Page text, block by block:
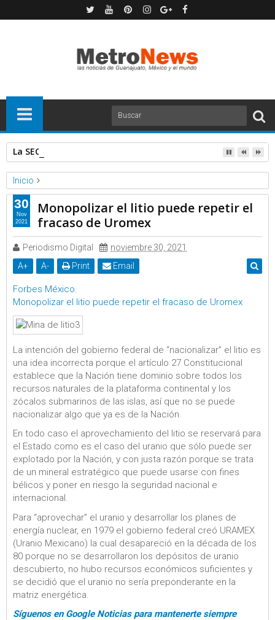
La SEC investiga a Tesla por denuncia de defectos en los
Inicio
Forbes
Noticias
Monopolizar el litio puede repetir el fracaso de Uromex
Monopolizar el litio puede repetir el
fracaso de Uromex
Periodismo Digital
noviembre 30, 2021
A+ A- Print Email
Forbes México.
Monopolizar el litio puede repetir el fracaso de Uromex
La intención del gobierno federal de “nacionalizar” el litio es
una idea incorrecta porque el artículo 27 Constitucional
establece que la Nación tiene dominio sobre todos los
recursos naturales de la plataforma continental y los
zócalos submarinos de las islas, así que no se puede
nacionalizar algo que ya es de la Nación.
En todo caso el aprovechamiento del litio se reservará para
el Estado como es el caso del uranio que sólo puede ser
explotado por la Nación, y con justa razón porque se trata
de un mineral estratégico que puede usarse con fines
bélicos y poner en riesgo la seguridad nacional e
internacional.
Para “aprovechar” el uranio y desarrollar los planes de
energía nuclear, en 1979 el gobierno federal creó URAMEX
(Uranio Mexicano) la cual desapareció en la década de los
80 porque no se desarrollaron los depósitos de uranio
descubierto, no hubo recursos económicos suficientes y
se decidió que el uranio no sería preponderante en la
matriz energética.
Síguenos en Google Noticias para mantenerte siempre
30
Nov
2021